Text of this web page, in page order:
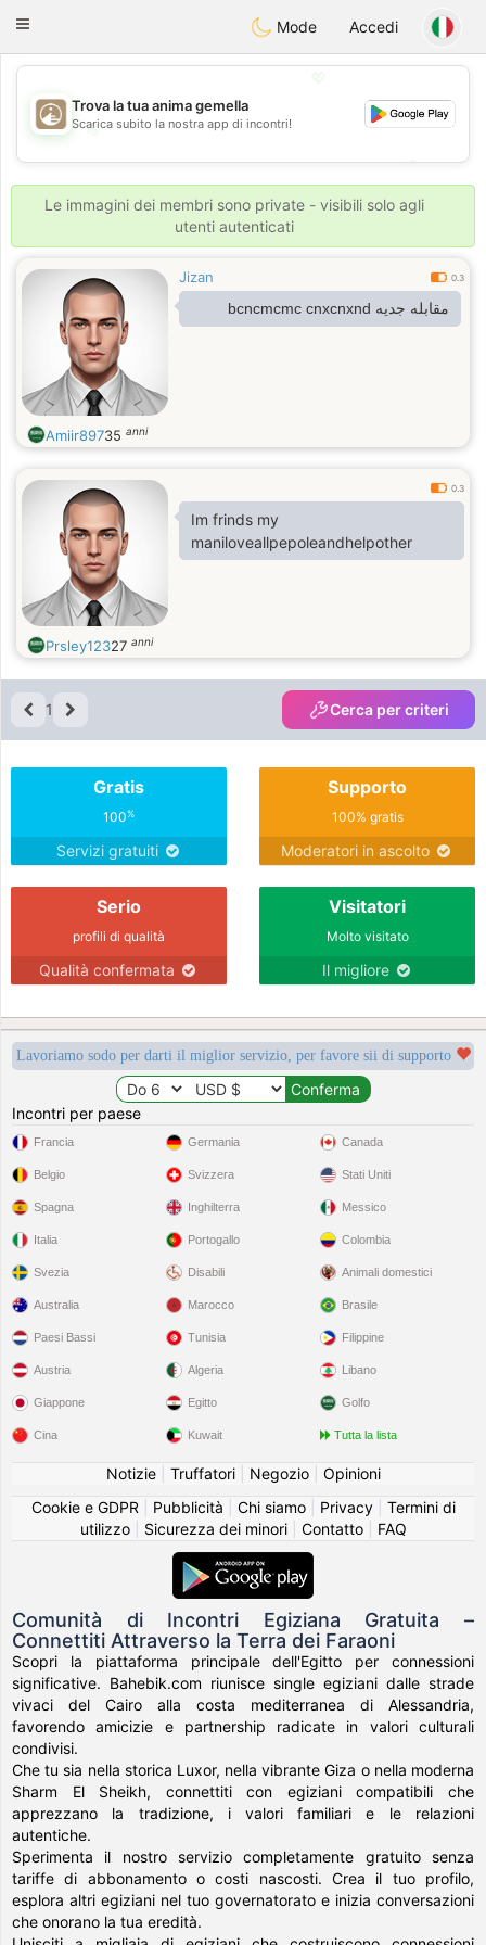
ahebik
Toggle
Mode Accedi
💖
💕
💕
Trova la tua anima gemella
Scarica subito la nostra app di incontri!
Le immagini dei membri sono private - visibili solo agli
utenti autenticati
Jizan 0.3
مقابله جديه bcncmcmc cnxcnxnd
Amiir89735 anni
0.3
Im frinds my
maniloveallpepoleandhelpother
Prsley12327 anni
1 Cerca per criteri
Gratis
100%
Servizi gratuiti
Supporto
100% gratis
Moderatori in ascolto
Serio
profili di qualità
Qualità confermata
Visitatori
Molto visitato
Il migliore
Lavoriamo sodo per darti il miglior servizio, per favore sii di supporto
Incontri per paese
Francia
Belgio
Spagna
Italia
Svezia
Germania
Svizzera
Inghilterra
Portogallo
Disabili
Canada
Stati Uniti
Messico
Colombia
Animali domestici
Australia
Paesi Bassi
Austria
Giappone
Cina
Marocco
Tunisia
Algeria
Egitto
Kuwait
Brasile
Filippine
Libano
Golfo
Tutta la lista
Notizie| Truffatori| Negozio| Opinioni
Cookie e GDPR
Pubblicità Chi siamo| Privacy| Termini di
utilizzo| Sicurezza dei minori| Contatto| FAQ
Comunità di Incontri Egiziana Gratuita –
Connettiti Attraverso la Terra dei Faraoni
Scopri la piattaforma principale dell'Egitto per connessioni
significative. Bahebik.com riunisce single egiziani dalle strade
vivaci del Cairo alla costa mediterranea di Alessandria,
favorendo amicizie e partnership radicate in valori culturali
condivisi.
Che tu sia nella storica Luxor, nella vibrante Giza o nella moderna
Sharm El Sheikh, connettiti con egiziani compatibili che
apprezzano la tradizione, i valori familiari e le relazioni
autentiche.
Sperimenta il nostro servizio completamente gratuito senza
tariffe di abbonamento o costi nascosti. Crea il tuo profilo,
esplora altri egiziani nel tuo governatorato e inizia conversazioni
che onorano la tua eredità.